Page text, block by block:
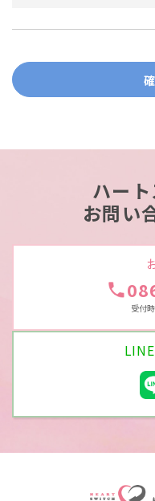
ハー
お問い
受付